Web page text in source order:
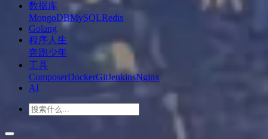
数据库
MongoDBMySQLRedis
Golang
程序人生
奔跑少年
工具
ComposerDockerGitJenkinsNginx
AI